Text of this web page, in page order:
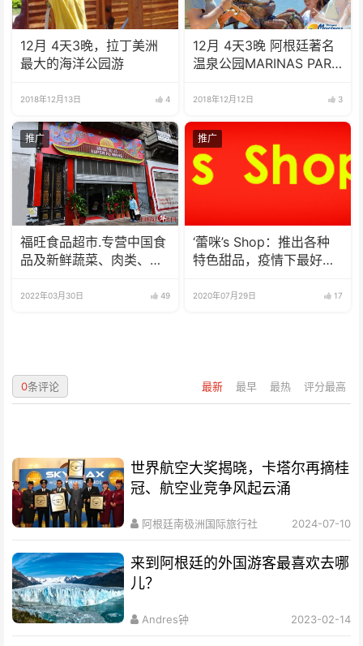
12月 4天3晚，拉丁美洲
最大的海洋公园游
2018年12月13日 4
12月 4天3晚 阿根廷著名
温泉公园MARINAS PARK
2018年12月12日 3
推广
福旺食品超市.专营中国食
品及新鲜蔬菜、肉类、
2022年03月30日 49
推广
‘蕾咪’s Shop：推出各种
特色甜品，疫情下最好的
2020年07月29日 17
最新 最早 最热 评分最高
0条评论
世界航空大奖揭晓，卡塔尔再摘桂
冠、航空业竞争风起云涌
阿根廷南极洲国际旅行社 2024-07-10
来到阿根廷的外国游客最喜欢去哪
儿？
Andres钟 2023-02-14